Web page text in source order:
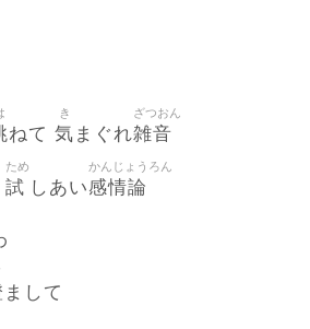
ねて 気
き
まぐれ雑音
ざつおん
試
ため
しあい感情論
かんじょうろん
まして